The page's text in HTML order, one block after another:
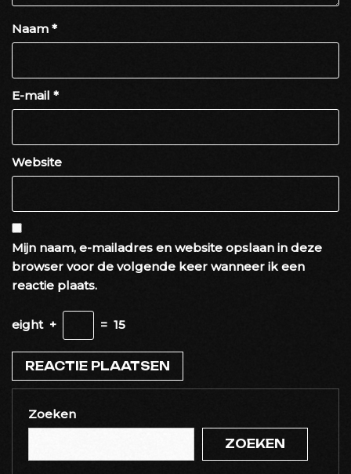
Naam *
E-mail *
Website
Mijn naam, e-mailadres en website opslaan in deze
browser voor de volgende keer wanneer ik een
reactie plaats.
eight + = 15
Zoeken
ZOEKEN